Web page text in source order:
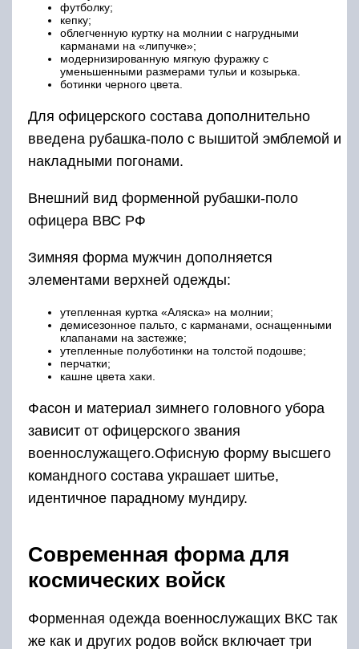
футболку;
кепку;
облегченную куртку на молнии с нагрудными
карманами на «липучке»;
модернизированную мягкую фуражку с
уменьшенными размерами тульи и козырька.
ботинки черного цвета.
Для офицерского состава дополнительно
введена рубашка-поло с вышитой эмблемой и
накладными погонами.
Внешний вид форменной рубашки-поло
офицера ВВС РФ
Зимняя форма мужчин дополняется
элементами верхней одежды:
утепленная куртка «Аляска» на молнии;
демисезонное пальто, с карманами, оснащенными
клапанами на застежке;
утепленные полуботинки на толстой подошве;
перчатки;
кашне цвета хаки.
Фасон и материал зимнего головного убора
зависит от офицерского звания
военнослужащего.Офисную форму высшего
командного состава украшает шитье,
идентичное парадному мундиру.
Современная форма для
космических войск
Форменная одежда военнослужащих ВКС так
же как и других родов войск включает три